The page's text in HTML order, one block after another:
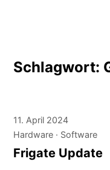
Schlagwort:
11. April 2024
Hardware
Software
Frigate Update